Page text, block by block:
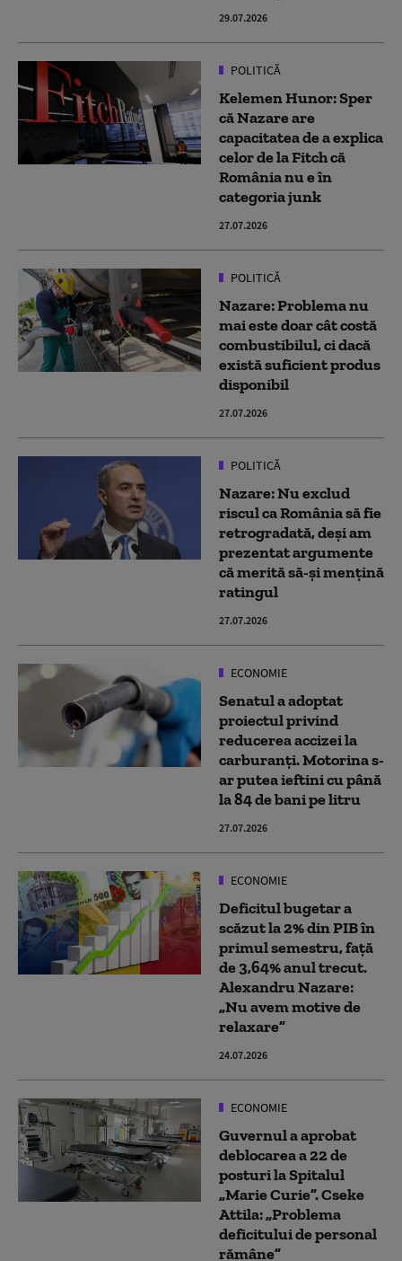
29.07.2026
POLITICĂ
Kelemen Hunor: Sper
că Nazare are
capacitatea de a explica
celor de la Fitch că
România nu e în
categoria junk
27.07.2026
POLITICĂ
Nazare: Problema nu
mai este doar cât costă
combustibilul, ci dacă
există suficient produs
disponibil
27.07.2026
POLITICĂ
Nazare: Nu exclud
riscul ca România să fie
retrogradată, deși am
prezentat argumente
că merită să-şi menţină
ratingul
27.07.2026
ECONOMIE
Senatul a adoptat
proiectul privind
reducerea accizei la
carburanți. Motorina s-
ar putea ieftini cu până
la 84 de bani pe litru
27.07.2026
ECONOMIE
Deficitul bugetar a
scăzut la 2% din PIB în
primul semestru, față
de 3,64% anul trecut.
Alexandru Nazare:
„Nu avem motive de
relaxare”
24.07.2026
ECONOMIE
Guvernul a aprobat
deblocarea a 22 de
posturi la Spitalul
„Marie Curie”. Cseke
Attila: „Problema
deficitului de personal
rămâne”